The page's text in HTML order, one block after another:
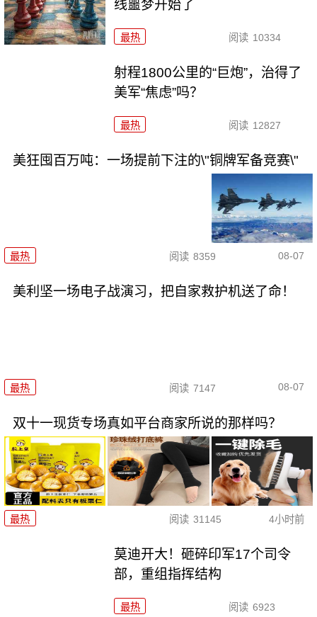
线噩梦开始了
最热 阅读 10334
射程1800公里的“巨炮”，治得了
美军“焦虑”吗？
最热 阅读 12827
美狂囤百万吨：一场提前下注的\"铜牌军备竞赛\"
最热 阅读 8359 08-07
美利坚一场电子战演习，把自家救护机送了命！
最热 阅读 7147 08-07
双十一现货专场真如平台商家所说的那样吗？
最热 阅读 31145 4小时前
莫迪开大！砸碎印军17个司令
部，重组指挥结构
最热 阅读 6923